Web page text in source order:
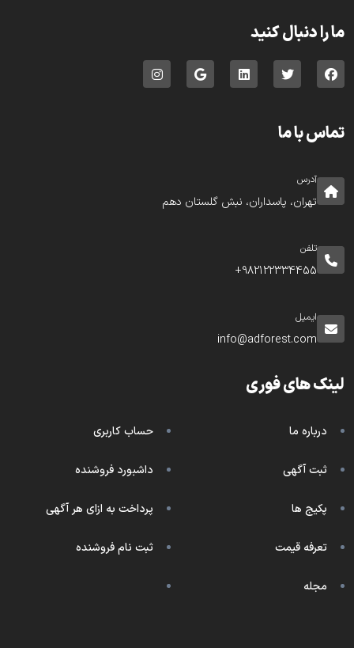
ما را دنبال کنید
تماس با ما
آدرس
تهران، پاسداران، نبش گلستان دهم
تلفن
982122334455+
ایمیل
info@adforest.com
لینک های فوری
درباره ما
ثبت آگهی
پکیج ها
تعرفه قیمت
مجله
حساب کاربری
داشبورد فروشنده
پرداخت به ازای هر آگهی
ثبت نام فروشنده